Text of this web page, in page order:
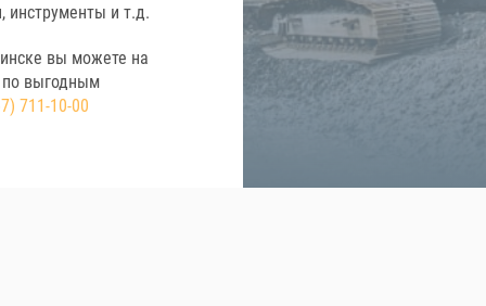
и т.д.
вы можете на
по выгодным
711-10-00